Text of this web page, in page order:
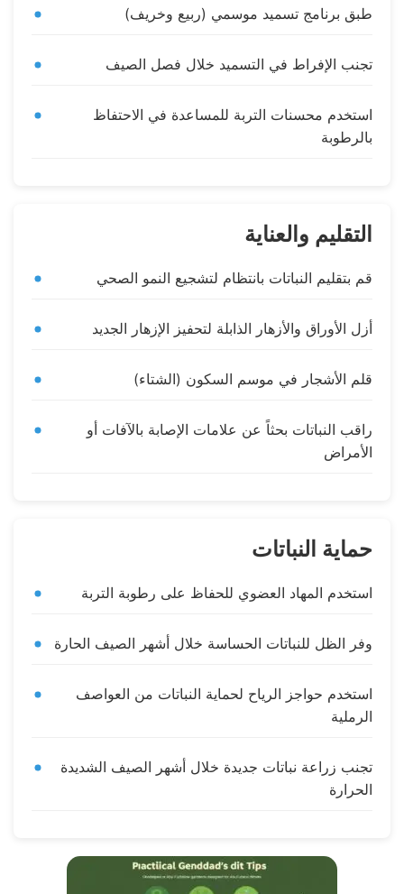
طبق برنامج تسميد موسمي (ربيع وخريف)
تجنب الإفراط في التسميد خلال فصل الصيف
استخدم محسنات التربة للمساعدة في الاحتفاظ
بالرطوبة
التقليم والعناية
قم بتقليم النباتات بانتظام لتشجيع النمو الصحي
أزل الأوراق والأزهار الذابلة لتحفيز الإزهار الجديد
قلم الأشجار في موسم السكون (الشتاء)
راقب النباتات بحثاً عن علامات الإصابة بالآفات أو
الأمراض
حماية النباتات
استخدم المهاد العضوي للحفاظ على رطوبة التربة
وفر الظل للنباتات الحساسة خلال أشهر الصيف الحارة
استخدم حواجز الرياح لحماية النباتات من العواصف
الرملية
تجنب زراعة نباتات جديدة خلال أشهر الصيف الشديدة
الحرارة